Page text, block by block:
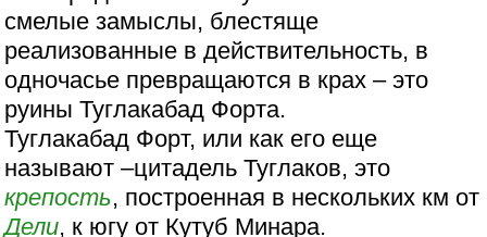
смелые замыслы, блестяще
реализованные в действительность, в
одночасье превращаются в крах – это
руины Туглакабад Форта.
Туглакабад Форт, или как его еще
называют –цитадель Туглаков, это
крепость, построенная в нескольких км от
Дели, к югу от Кутуб Минара.